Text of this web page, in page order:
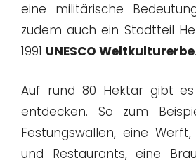
eine militärische
zudem auch ein Stadtteil
1991 UNESCO Weltkulturerbe.
Auf rund 80 Hektar gibt
entdecken. So zum
Festungswallen, eine
und Restaurants, eine